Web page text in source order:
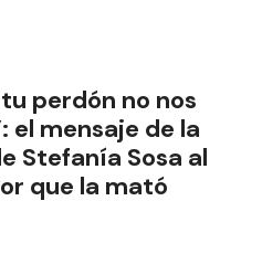
perdón no nos
el mensaje de la
Stefanía Sosa al
que la mató